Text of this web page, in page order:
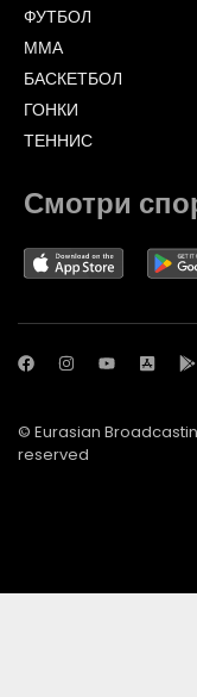
ФУТБОЛ
ММА
БАСКЕТБОЛ
ГОНКИ
ТЕННИС
Смотри
© Eurasian
reserved